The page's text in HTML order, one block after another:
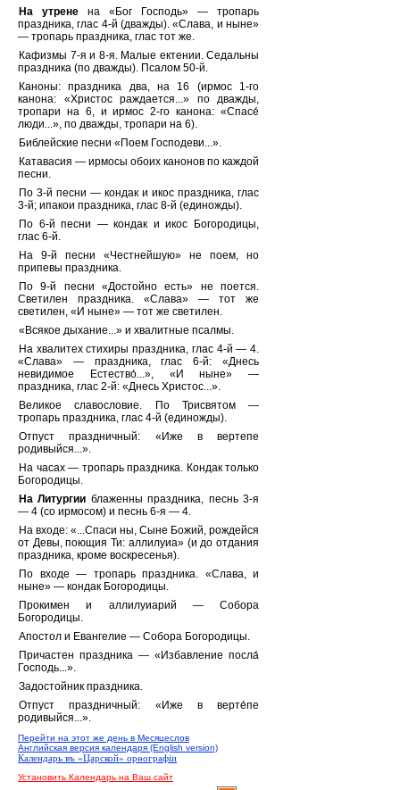
На утрене на «Бог Господь» — тропарь
праздника, глас 4-й (дважды). «Слава, и ныне»
— тропарь праздника, глас тот же.
Кафизмы 7-я и 8-я. Малые ектении. Седальны
праздника (по дважды). Псалом 50-й.
Каноны: праздника два, на 16 (ирмос 1-го
канона: «Христос раждается...» по дважды,
тропари на 6, и ирмос 2-го канона: «Спасе́
люди...», по дважды, тропари на 6).
Библейские песни «Поем Господеви...».
Катавасия — ирмосы обоих канонов по каждой
песни.
По 3-й песни — кондак и икос праздника, глас
3-й; ипакои праздника, глас 8-й (единожды).
По 6-й песни — кондак и икос Богородицы,
глас 6-й.
На 9-й песни «Честнейшую» не поем, но
припевы праздника.
По 9-й песни «Достойно есть» не поется.
Светилен праздника. «Слава» — тот же
светилен, «И ныне» — тот же светилен.
«Всякое дыхание...» и хвалитные псалмы.
На хвалитех стихиры праздника, глас 4-й — 4.
«Слава» — праздника, глас 6-й: «Днесь
невидимое Естество́...», «И ныне» —
праздника, глас 2-й: «Днесь Христос...».
Великое славословие. По Трисвятом —
тропарь праздника, глас 4-й (единожды).
Отпуст праздничный: «Иже в вертепе
родивыйся...».
На часах — тропарь праздника. Кондак только
Богородицы.
На Литургии блаженны праздника, песнь 3-я
— 4 (со ирмосом) и песнь 6-я — 4.
На входе: «...Спаси ны, Сыне Божий, рождейся
от Девы, поющия Ти: аллилуиа» (и до отдания
праздника, кроме воскресенья).
По входе — тропарь праздника. «Слава, и
ныне» — кондак Богородицы.
Прокимен и аллилуиарий — Собора
Богородицы.
Апостол и Евангелие — Собора Богородицы.
Причастен праздника — «Избавление посла́
Господь...».
Задостойник праздника.
Отпуст праздничный: «Иже в верте́пе
родивыйся...».
Перейти на этот же день в Месяцеслов
Английская версия календаря (English version)
Календарь въ «Царской» орѳографiи
Установить Календарь на Ваш сайт